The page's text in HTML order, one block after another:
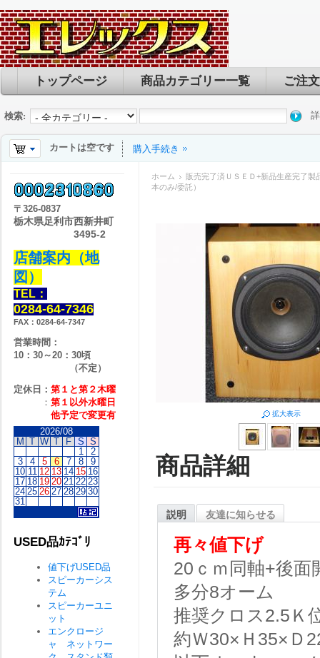
トップページ 商品カテゴリー一覧 ご注
検索:
カートは空です 購入手続き
ホーム
販売完了済ＵＳＥＤ+新品生産完了製
本のみ/委託）
拡大表示
商品詳細
説明 友達に知らせる
再々値下げ
20ｃｍ同軸+後面
多分8オーム
推奨クロス2.5Ｋ
約Ｗ30×Ｈ35×Ｄ
〒 326-0837
栃木県足利市西新井町
3495-2
店舗案内（地
図）
TEL：
0284-64-7346
FAX：0284-64-7347
営業時間：
10：30～20：30頃
（不定）
定休日： 第１と第２木曜
： 第１以外水曜日
他予定で変更有
2026/08
M T W T F S S
1
2
3
4 5 6 7 8
9
10 11 12 13 14 15 16
17 18 19 20 21 22 23
24 25 26 27 28 29 30
31
USED品ｶﾃｺﾞﾘ
値下げUSED品
スピーカーシス
テム
スピーカーユニ
ット
エンクロージ
ャ ネットワー